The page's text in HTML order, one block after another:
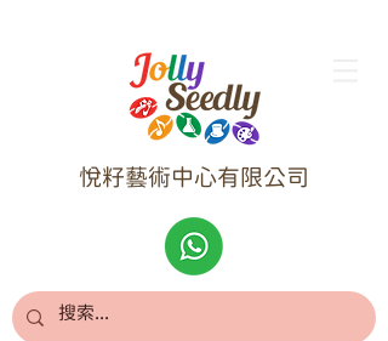
悅籽藝術中心有限公司